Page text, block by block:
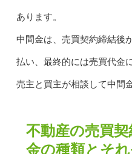
あります。
中間金は、売買契約締結後
払い、最終的には売買代金
売主と買主が相談して中間
不動産の売買
金の種類とそ